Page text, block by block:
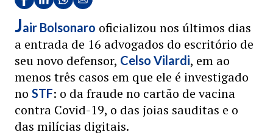
Jair Bolsonaro oficializou nos últimos dias
a entrada de 16 advogados do escritório de
seu novo defensor, Celso Vilardi, em ao
menos três casos em que ele é investigado
no STF: o da fraude no cartão de vacina
contra Covid-19, o das joias sauditas e o
das milícias digitais.